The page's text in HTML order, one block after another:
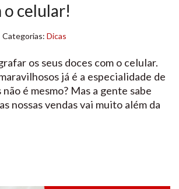
o celular!
Categorias: Dicas
os seus doces com o celular.
já é a especialidade de
é mesmo? Mas a gente sabe
nossas vendas vai muito além da
apresentação, logo, hoje vamos
[…]